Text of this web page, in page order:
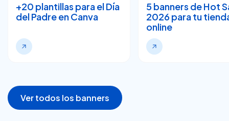
+20 plantillas para el Día
del Padre en Canva
5 banners de Hot
2026 para tu
online
Ver todos los banners